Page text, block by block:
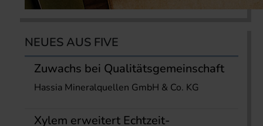
NEUES AUS FIVE
Zuwachs bei Qualitätsgemeinschaft
Hassia Mineralquellen GmbH & Co. KG
Xylem erweitert Echtzeit-